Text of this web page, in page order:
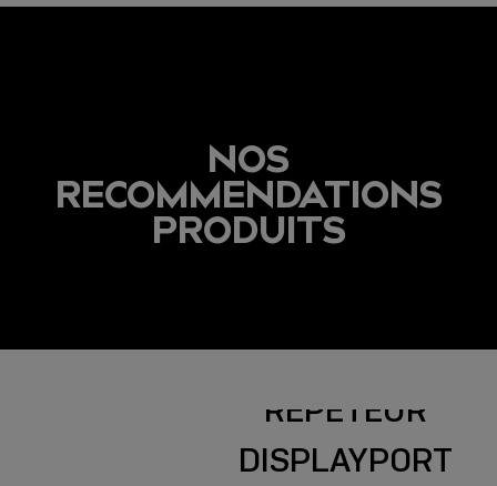
NOS
RECOMMENDATIONS
PRODUITS
RÉPÉTEUR
DISPLAYPORT